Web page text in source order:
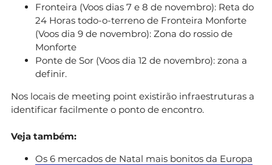
Fronteira (Voos dias 7 e 8 de novembro): Reta do
24 Horas todo-o-terreno de Fronteira Monforte
(Voos dia 9 de novembro): Zona do rossio de
Monforte
Ponte de Sor (Voos dia 12 de novembro): zona a
definir.
Nos locais de meeting point existirão infraestruturas a
identificar facilmente o ponto de encontro.
Veja também:
Os 6 mercados de Natal mais bonitos da Europa